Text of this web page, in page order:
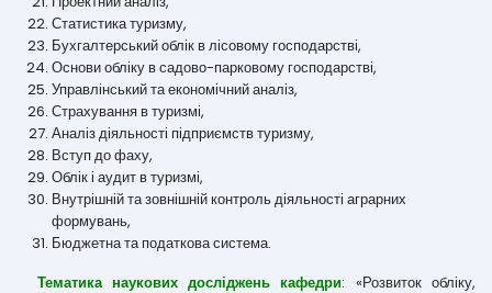
Статистика туризму,
Бухгалтерський облік в лісовому господарстві,
Основи обліку в садово-парковому господарстві,
Управлінський та економічний аналіз,
Страхування в туризмі,
Аналіз діяльності підприємств туризму,
Вступ до фаху,
Облік і аудит в туризмі,
Внутрішній та зовнішній контроль діяльності аграрних
формувань,
Бюджетна та податкова система.
Тематика наукових досліджень кафедри: «Розвиток обліку,